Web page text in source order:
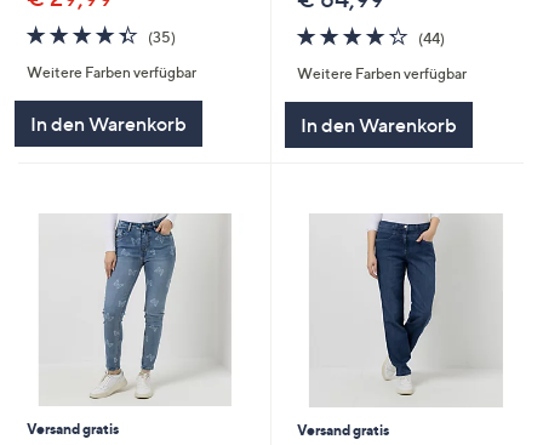
4.3
von
5
(35)35
Weitere Farben verfügbar
In den Warenkorb
4.2
von
5
(44)44
Weitere Farben verfügbar
In den Warenkorb
Versand gratis
Versand gratis